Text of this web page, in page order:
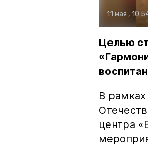
11 мая ,
Целью
В
центра